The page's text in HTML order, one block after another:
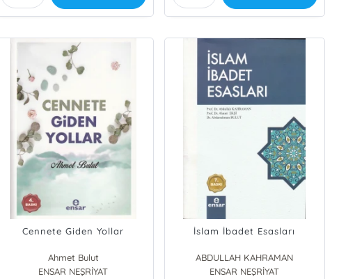
Cennete Giden Yollar
Ahmet Bulut
ENSAR NEŞRİYAT
İslam İbadet Esasları
ABDULLAH KAHRAMAN
Ahmet Ekşi
ENSAR NEŞRİYAT